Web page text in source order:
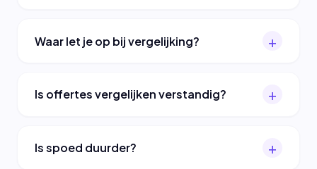
Waar let je op bij vergelijking?
Is offertes vergelijken verstandig?
Is spoed duurder?